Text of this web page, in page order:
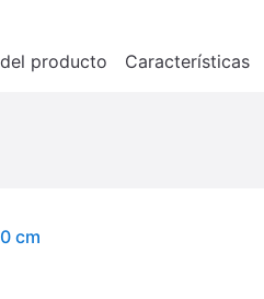
producto Características
cm